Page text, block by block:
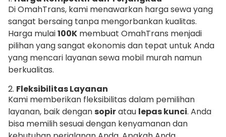
Di OmahTrans, kami menawarkan harga sewa yang
sangat bersaing tanpa mengorbankan kualitas.
Harga mulai100K membuat OmahTrans menjadi
pilihan yang sangat ekonomis dan tepat untuk Anda
yang mencari layanan sewa mobil murah namun
berkualitas.
2. Fleksibilitas Layanan
Kami memberikan fleksibilitas dalam pemilihan
layanan, baik dengansopiratau lepas kunci. Anda
bisa memilih sesuai dengan kenyamanan dan